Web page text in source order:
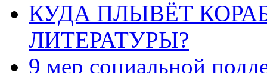
КУДА ПЛЫВЁТ
ЛИТЕРАТУРЫ?
9 мер социальной